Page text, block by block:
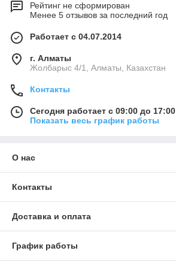
Рейтинг не сформирован
Менее 5 отзывов за последний год
Работает с 04.07.2014
г. Алматы
Жолбарыс 4/1, Алматы, Казахстан
Контакты
Сегодня работает с 09:00 до 17:00
Показать весь график работы
О нас
Контакты
Доставка и оплата
График работы